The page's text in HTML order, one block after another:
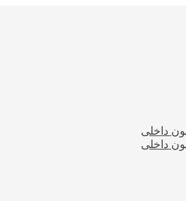
داخلی
داخلی